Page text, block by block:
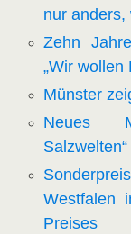
nur anders,
Zehn
„Wir wollen
Münster
Neues
Westfalen
Preises